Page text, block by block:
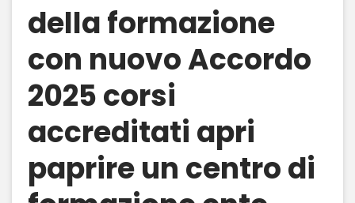
della formazione
con nuovo Accordo
2025 corsi
accreditati apri
paprire un centro di